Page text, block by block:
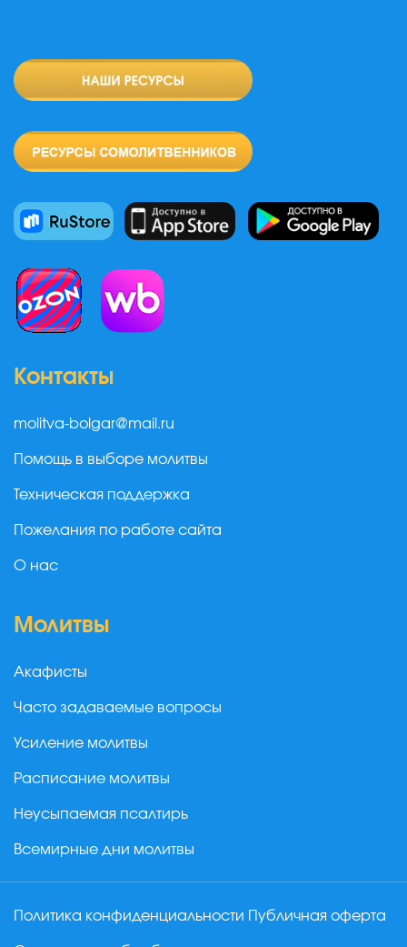
Контакты
molitva-bolgar@mail.ru
Помощь в выборе молитвы
Техническая поддержка
Пожелания по работе сайта
О нас
Молитвы
Акафисты
Часто задаваемые вопросы
Усиление молитвы
Расписание молитвы
Неусыпаемая псалтирь
Всемирные дни молитвы
Политика конфиденциальности Публичная оферта